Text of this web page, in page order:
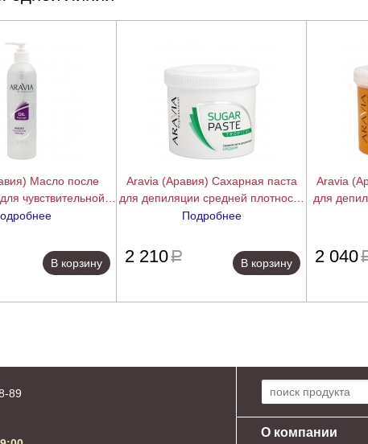
Масло после
чувствительной
лаванды (Oil),
В корзину
Aravia (Аравия) Сахарная паста
для депиляции средней плотности
"Тропическая" (Sugar Paste), 750
Подробнее
2 210a
В корзину
Aravia
для
2 040
89
Поиск по сайту:
О компании